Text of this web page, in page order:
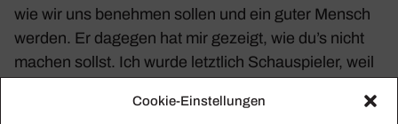
Cookie-Einstellungen
wie wir uns benehmen sollen und ein guter Mensch
werden. Er dagegen hat mir gezeigt, wie du’s nicht
machen sollst. Ich wurde letzt­lich Schau­spieler, weil
ein Star werden. Und das war sein Problem.